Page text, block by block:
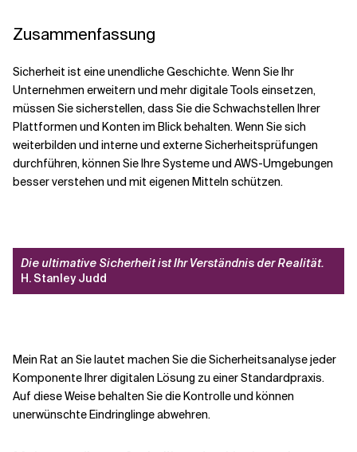
Zusammenfassung
Sicherheit ist eine unendliche Geschichte. Wenn Sie Ihr
Unternehmen erweitern und mehr digitale Tools einsetzen,
müssen Sie sicherstellen, dass Sie die Schwachstellen Ihrer
Plattformen und Konten im Blick behalten. Wenn Sie sich
weiterbilden und interne und externe Sicherheitsprüfungen
durchführen, können Sie Ihre Systeme und AWS-Umgebungen
besser verstehen und mit eigenen Mitteln schützen.
Die ultimative Sicherheit ist Ihr Verständnis der Realität.
H. Stanley Judd
Mein Rat an Sie lautet machen Sie die Sicherheitsanalyse jeder
Komponente Ihrer digitalen Lösung zu einer Standardpraxis.
Auf diese Weise behalten Sie die Kontrolle und können
unerwünschte Eindringlinge abwehren.